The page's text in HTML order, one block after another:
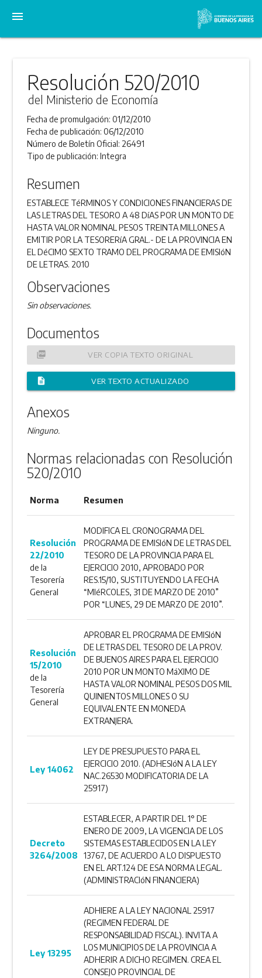
menu
Resolución 520/2010
del Ministerio de Economía
Fecha de promulgación:01/12/2010
Fecha de publicación:06/12/2010
Número de Boletín Oficial: 26491
Tipo de publicación:Integra
Resumen
ESTABLECE TéRMINOS Y CONDICIONES FINANCIERAS DE
LAS LETRAS DEL TESORO A 48 DíAS POR UN MONTO DE
HASTA VALOR NOMINAL PESOS TREINTA MILLONES A
EMITIR POR LA TESORERíA GRAL.- DE LA PROVINCIA EN
EL DéCIMO SEXTO TRAMO DEL PROGRAMA DE EMISIóN
DE LETRAS. 2010
Observaciones
Sin observaciones.
Documentos
picture_as_pdf VER COPIA TEXTO ORIGINAL
description VER TEXTO ACTUALIZADO
Anexos
Ninguno.
Normas relacionadas con Resolución
520/2010
Norma Resumen
Resolución
22/2010
de la
Tesorería
General
MODIFICA EL CRONOGRAMA DEL
PROGRAMA DE EMISIóN DE LETRAS DEL
TESORO DE LA PROVINCIA PARA EL
EJERCICIO 2010, APROBADO POR
RES.15/10, SUSTITUYENDO LA FECHA
“MIéRCOLES, 31 DE MARZO DE 2010”
POR “LUNES, 29 DE MARZO DE 2010”.
Resolución
15/2010
de la
Tesorería
General
APROBAR EL PROGRAMA DE EMISIóN
DE LETRAS DEL TESORO DE LA PROV.
DE BUENOS AIRES PARA EL EJERCICIO
2010 POR UN MONTO MáXIMO DE
HASTA VALOR NOMINAL PESOS DOS MIL
QUINIENTOS MILLONES O SU
EQUIVALENTE EN MONEDA
EXTRANJERA.
Ley 14062
LEY DE PRESUPUESTO PARA EL
EJERCICIO 2010. (ADHESIóN A LA LEY
NAC.26530 MODIFICATORIA DE LA
25917)
Decreto
3264/2008
ESTABLECER, A PARTIR DEL 1° DE
ENERO DE 2009, LA VIGENCIA DE LOS
SISTEMAS ESTABLECIDOS EN LA LEY
13767, DE ACUERDO A LO DISPUESTO
EN EL ART.124 DE ESA NORMA LEGAL.
(ADMINISTRACIóN FINANCIERA)
Ley 13295
ADHIERE A LA LEY NACIONAL 25917
(REGIMEN FEDERAL DE
RESPONSABILIDAD FISCAL). INVITA A
LOS MUNICIPIOS DE LA PROVINCIA A
ADHERIR A DICHO REGIMEN. CREA EL
CONSEJO PROVINCIAL DE